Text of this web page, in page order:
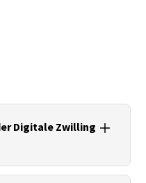
Digitale Zwilling
(Sensorik,